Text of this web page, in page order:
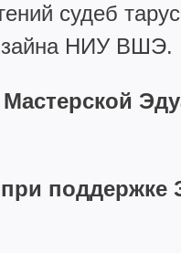
судеб
НИУ ВШЭ.
поддержке